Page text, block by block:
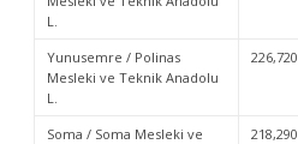
L.
Yunusemre / Polinas
Mesleki ve Teknik Anadolu
L.
226,720
Soma / Soma Mesleki ve
218,290